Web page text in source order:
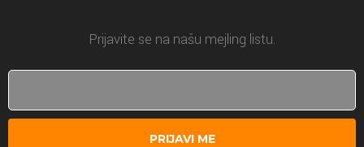
Prijavite se na našu mejling listu.
PRIJAVI ME